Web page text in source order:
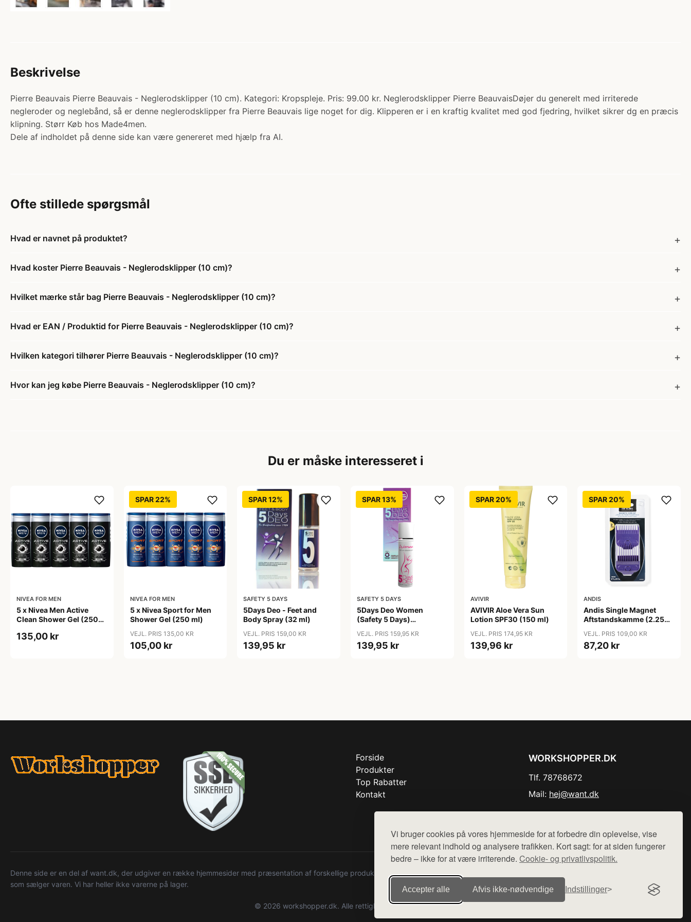
Vi bruger cookies på vores hjemmeside for at forbedre din oplevelse, vise
mere relevant indhold og analysere trafikken. Kort sagt: for at siden fungerer
bedre – ikke for at være irriterende. Cookie- og privatlivspolitik.
Accepter alle Afvis ikke‑nødvendige Indstillinger
Beskrivelse
Pierre Beauvais Pierre Beauvais - Neglerodsklipper (10 cm). Kategori: Kropspleje. Pris: 99.00 kr. Neglerodsklipper Pierre BeauvaisDøjer du generelt med irriterede
negleroder og neglebånd, så er denne neglerodsklipper fra Pierre Beauvais lige noget for dig. Klipperen er i en kraftig kvalitet med god fjedring, hvilket sikrer dg en præcis
klipning. Størr Køb hos Made4men.
Dele af indholdet på denne side kan være genereret med hjælp fra AI.
Ofte stillede spørgsmål
Hvad er navnet på produktet?
Hvad koster Pierre Beauvais - Neglerodsklipper (10 cm)?
Hvilket mærke står bag Pierre Beauvais - Neglerodsklipper (10 cm)?
Hvad er EAN / Produktid for Pierre Beauvais - Neglerodsklipper (10 cm)?
Hvilken kategori tilhører Pierre Beauvais - Neglerodsklipper (10 cm)?
Hvor kan jeg købe Pierre Beauvais - Neglerodsklipper (10 cm)?
Du er måske interesseret i
NIVEA FOR MEN
5 x Nivea Men Active
Clean Shower Gel (250
135,00 kr
SPAR 22%
NIVEA FOR MEN
5 x Nivea Sport for Men
Shower Gel (250 ml)
VEJL. PRIS 135,00 KR
105,00 kr
SPAR 12%
SAFETY 5 DAYS
5Days Deo - Feet and
Body Spray (32 ml)
VEJL. PRIS 159,00 KR
139,95 kr
SPAR 13%
SAFETY 5 DAYS
5Days Deo Women
(Safety 5 Days)
VEJL. PRIS 159,95 KR
139,95 kr
SPAR 20%
AVIVIR
AVIVIR Aloe Vera Sun
Lotion SPF30 (150 ml)
VEJL. PRIS 174,95 KR
139,96 kr
SPAR 20%
ANDIS
Andis Single Magnet
Aftstandskamme (2.25
VEJL. PRIS 109,00 KR
87,20 kr
Forside
Produkter
Top Rabatter
Kontakt
WORKSHOPPER.DK
Tlf. 78768672
Mail: hej@want.dk
Denne side er en del af want.dk, der udgiver en række hjemmesider med præsentation af forskellige produkter fra diverse webshops. Der sælges ikke varer fra denne side - vi henviser til de shops,
som sælger varen. Vi har heller ikke varerne på lager.
© 2026 workshopper.dk. Alle rettigheder forbeholdes.